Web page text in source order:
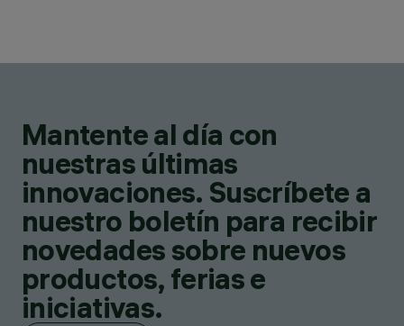
Mantente al día con
nuestras últimas
innovaciones. Suscríbete a
nuestro boletín para recibir
novedades sobre nuevos
productos, ferias e
iniciativas.